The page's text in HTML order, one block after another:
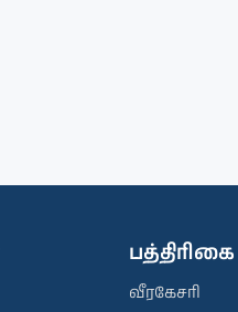
பத்திரிகை
வீரகேசரி